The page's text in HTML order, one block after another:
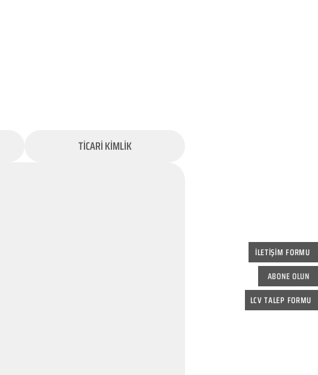
İLETİŞİM FORMU
ABONE OLUN
LCV TALEP FORMU
TİCARİ KİMLİK